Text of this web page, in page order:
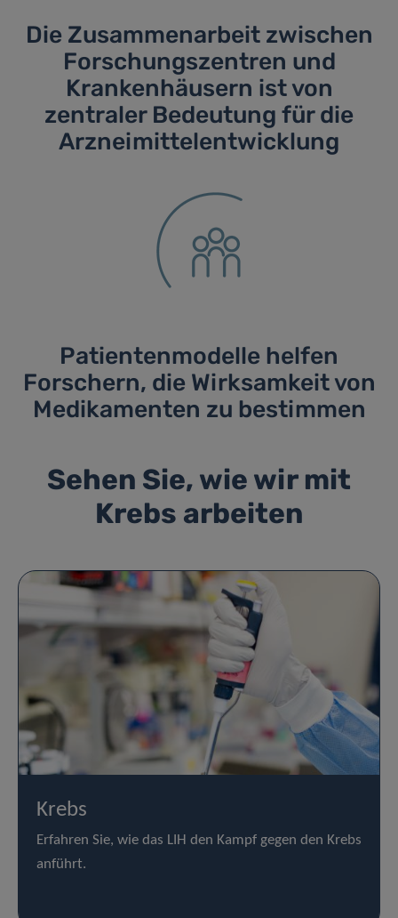
Die Zusammenarbeit zwischen
Forschungszentren und
Krankenhäusern ist von
zentraler Bedeutung für die
Arzneimittelentwicklung
Patientenmodelle helfen
Forschern, die Wirksamkeit von
Medikamenten zu bestimmen
Sehen Sie, wie wir mit
Krebs arbeiten
Krebs
Erfahren Sie, wie das LIH den Kampf gegen den Krebs
anführt.